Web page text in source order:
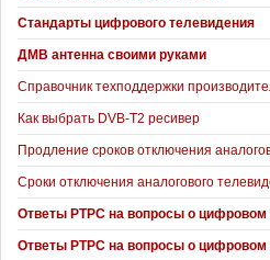
Стандарты цифрового телевидения
ДМВ антенна своими руками
Справочник техподдержки
Как выбрать DVB-T2 ресивер
Продление сроков отключения
Сроки отключения аналогового
Ответы РТРС на вопросы о цифровом
Ответы РТРС на вопросы о цифровом